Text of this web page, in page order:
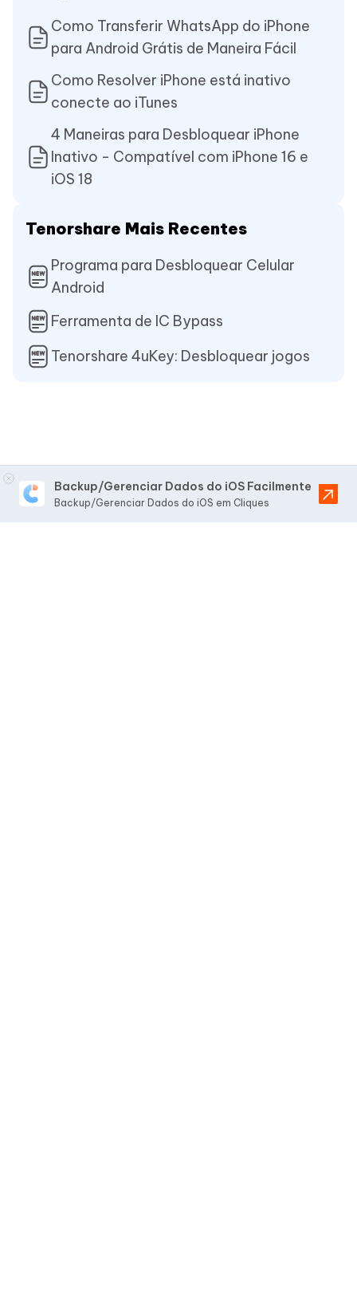
Como Transferir WhatsApp do iPhone
para Android Grátis de Maneira Fácil
Como Resolver iPhone está inativo
conecte ao iTunes
4 Maneiras para Desbloquear iPhone
Inativo - Compatível com iPhone 16 e
iOS 18
Tenorshare Mais Recentes
Programa para Desbloquear Celular
Android
Ferramenta de IC Bypass
Tenorshare 4uKey: Desbloquear jogos
Backup/Gerenciar Dados do iOS Facilmente
Backup/Gerenciar Dados do iOS em Cliques